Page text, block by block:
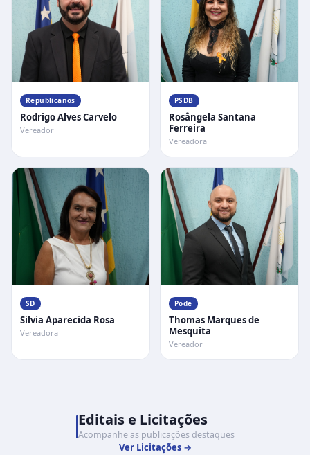
Republicanos
Rodrigo Alves Carvelo
Vereador
PSDB
Rosângela Santana
Ferreira
Vereadora
SD
Silvia Aparecida Rosa
Vereadora
Pode
Thomas Marques de
Mesquita
Vereador
Editais e Licitações
Acompanhe as publicações destaques
Ver Licitações →